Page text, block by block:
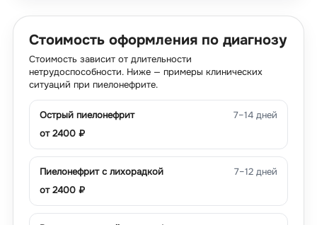
Стоимость оформления по диагнозу
Стоимость зависит от длительности
нетрудоспособности. Ниже — примеры клинических
ситуаций при пиелонефрите.
Острый пиелонефрит
7–14 дней
от2400 ₽
Пиелонефрит с лихорадкой
7–12 дней
от2400 ₽